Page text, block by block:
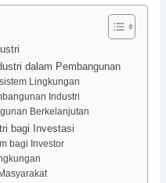
dalam Pembangunan
Lingkungan
Industri
Berkelanjutan
bagi Investasi
bagi Investor